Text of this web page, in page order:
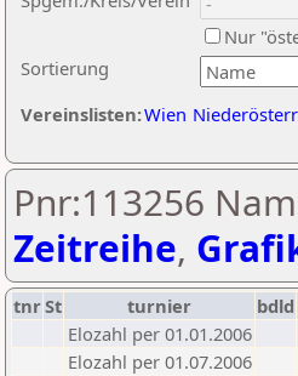
Sortierung
Nur
Vereinslisten:Wien
Pnr:113256
Zeitreihe,
tnrSt turnier bdld
Elozahl per 01.01.2006
Elozahl per 01.07.2006